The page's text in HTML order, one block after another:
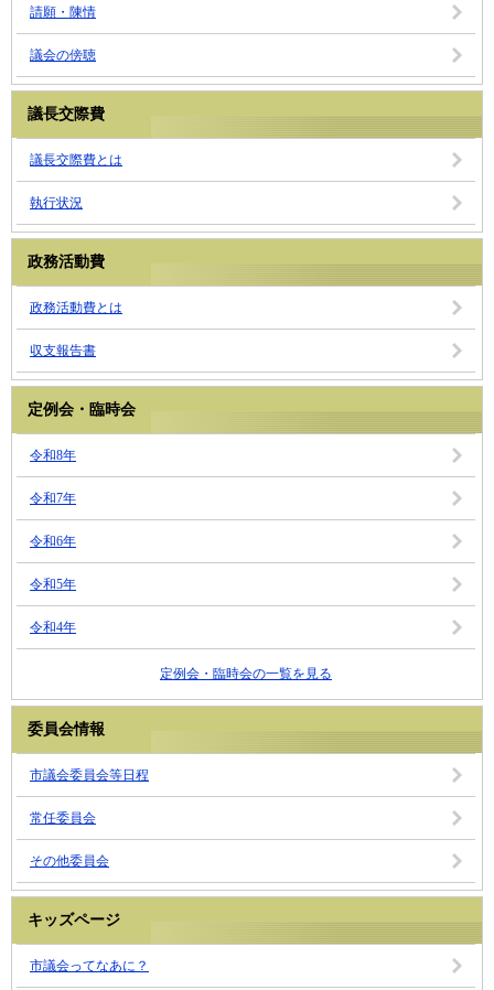
請願・陳情
議会の傍聴
議長交際費
議長交際費とは
執行状況
政務活動費
政務活動費とは
収支報告書
定例会・臨時会
令和8年
令和7年
令和6年
令和5年
令和4年
定例会・臨時会の一覧を見る
委員会情報
市議会委員会等日程
常任委員会
その他委員会
キッズページ
市議会ってなあに？